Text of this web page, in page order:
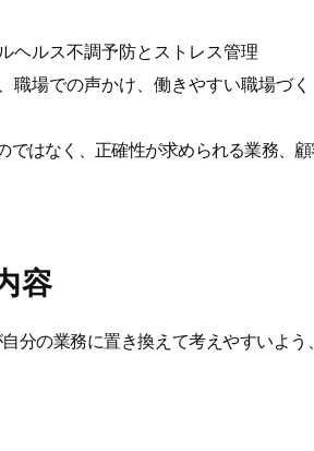
ヘルス不調予防とストレス管理
職場での声かけ、働きやすい職場づく
はなく、正確性が求められる業務、
容
分の業務に置き換えて考えやすいよう